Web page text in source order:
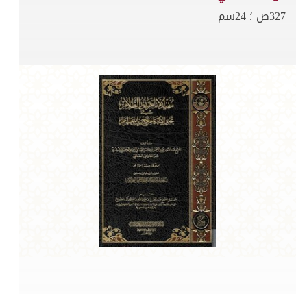
327ص ؛ 24سم